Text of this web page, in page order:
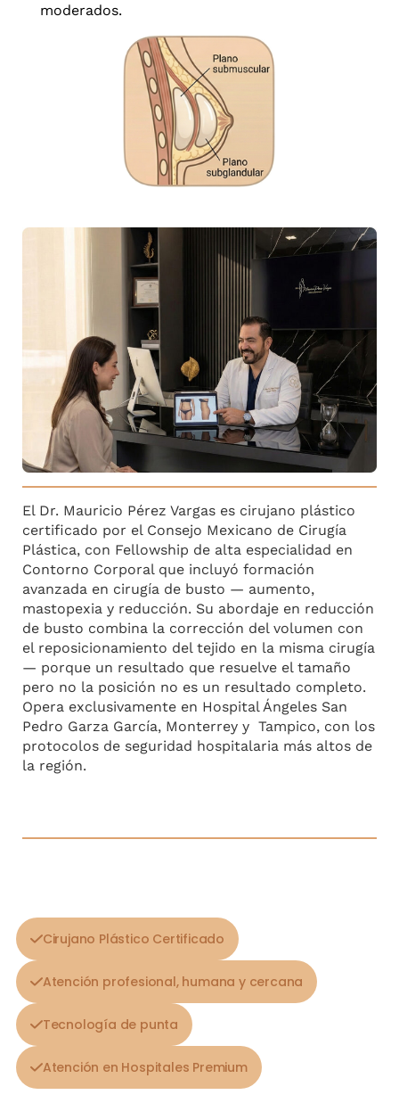
moderados.
El Dr. Mauricio Pérez Vargas es cirujano plástico
certificado por el Consejo Mexicano de Cirugía
Plástica, con Fellowship de alta especialidad en
Contorno Corporal que incluyó formación
avanzada en cirugía de busto — aumento,
mastopexia y reducción. Su abordaje en reducción
de busto combina la corrección del volumen con
el reposicionamiento del tejido en la misma cirugía
— porque un resultado que resuelve el tamaño
pero no la posición no es un resultado completo.
Opera exclusivamente en Hospital Ángeles San
Pedro Garza García, Monterrey y Tampico, con los
protocolos de seguridad hospitalaria más altos de
la región.
Cirujano Plástico Certificado
Atención profesional, humana y cercana
Tecnología de punta
Atención en Hospitales Premium